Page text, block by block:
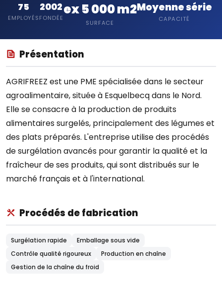
75
EMPLOYÉS
2002
FONDÉE
ex 5 000 m2
SURFACE
Moyenne série
CAPACITÉ
Présentation
AGRIFREEZ est une PME spécialisée dans le secteur
agroalimentaire, située à Esquelbecq dans le Nord.
Elle se consacre à la production de produits
alimentaires surgelés, principalement des légumes et
des plats préparés. L'entreprise utilise des procédés
de surgélation avancés pour garantir la qualité et la
fraîcheur de ses produits, qui sont distribués sur le
marché français et à l'international.
Procédés de fabrication
Surgélation rapide
Emballage sous vide
Contrôle qualité rigoureux
Production en chaîne
Gestion de la chaîne du froid